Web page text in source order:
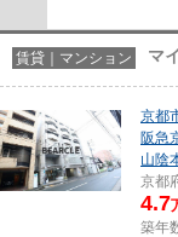
賃貸｜マンション マ
京都
阪急
山陰
京都
4.7
築年